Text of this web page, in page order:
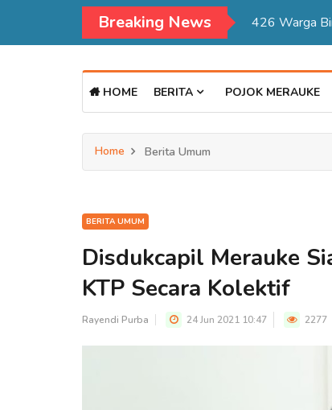
Breaking News Kadisdukcapil
HOME BERITA POJOK MERAUKE
Home Berita Umum
BERITA UMUM
Disdukcapil Merauke
KTP Secara Kolektif
Rayendi Purba 24 Jun 2021 10:47 2277